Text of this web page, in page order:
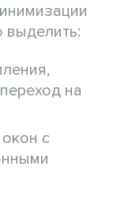
выделить:
на
с